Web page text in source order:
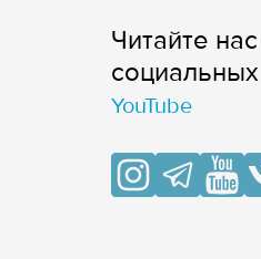
Читайте
cоциальных
YouTube